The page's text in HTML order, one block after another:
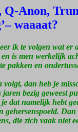
Q-Anon,
waaaat?
ik te volgen wat
is men werkelijk
pakken en
volgt, dan heb je
bezig geweest
dat namelijk hebt
gehersenspoeld.
die zich vaak niet